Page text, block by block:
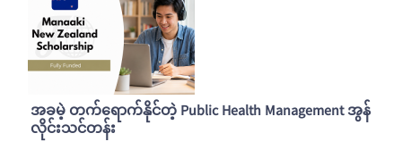
အခမဲ့ တက်ရောက်နိုင်တဲ့ Public Health Management အွန်
လိုင်းသင်တန်း